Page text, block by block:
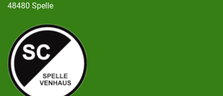
48480 Spelle